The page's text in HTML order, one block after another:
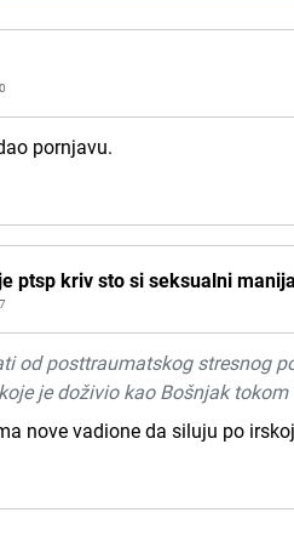
pornjavu.
ptsp kriv sto si seksualni
od posttraumatskog stresnog
je doživio kao Bošnjak
nove vadione da siluju po